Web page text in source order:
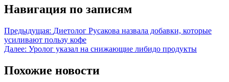
Навигация по записям
Предыдущая: Диетолог Русакова назвала добавки, которые
усиливают пользу кофе
Далее: Уролог указал на снижающие либидо продукты
Похожие новости